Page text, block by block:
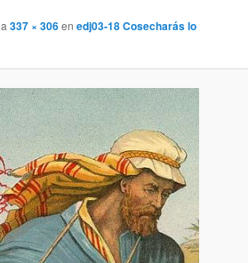
a337 × 306enedj03-18 Cosecharás lo